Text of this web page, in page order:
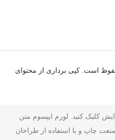
است. کپی برداری از محتوای
کلیک کنید. لورم ایپسوم متن
چاپ و با استفاده از طراحان